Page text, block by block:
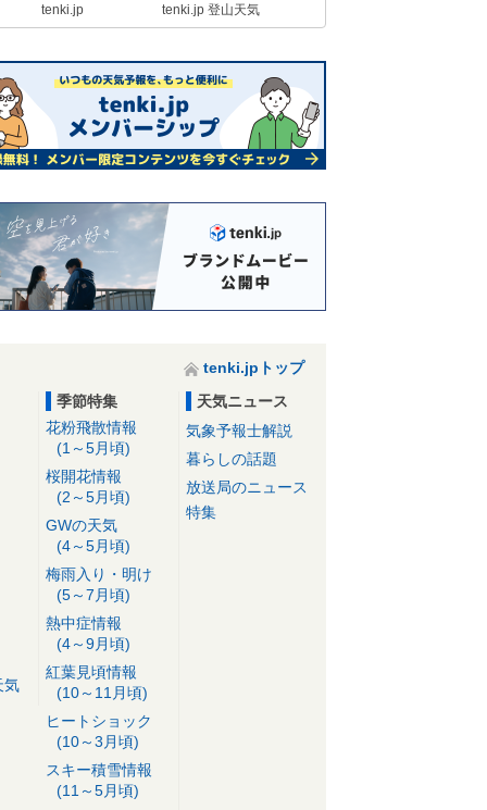
tenki.jp tenki.jp 登山天気
tenki.jpトップ
気
季節特集
花粉飛散情報
(1～5月頃)
桜開花情報
(2～5月頃)
GWの天気
(4～5月頃)
梅雨入り・明け
(5～7月頃)
熱中症情報
(4～9月頃)
紅葉見頃情報
(10～11月頃)
ヒートショック
(10～3月頃)
スキー積雪情報
(11～5月頃)
天気ニュース
気象予報士解説
暮らしの話題
放送局のニュース
特集